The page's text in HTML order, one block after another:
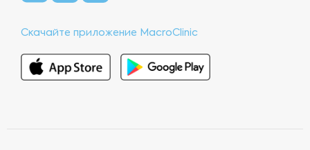
Скачайте приложение MacroClinic